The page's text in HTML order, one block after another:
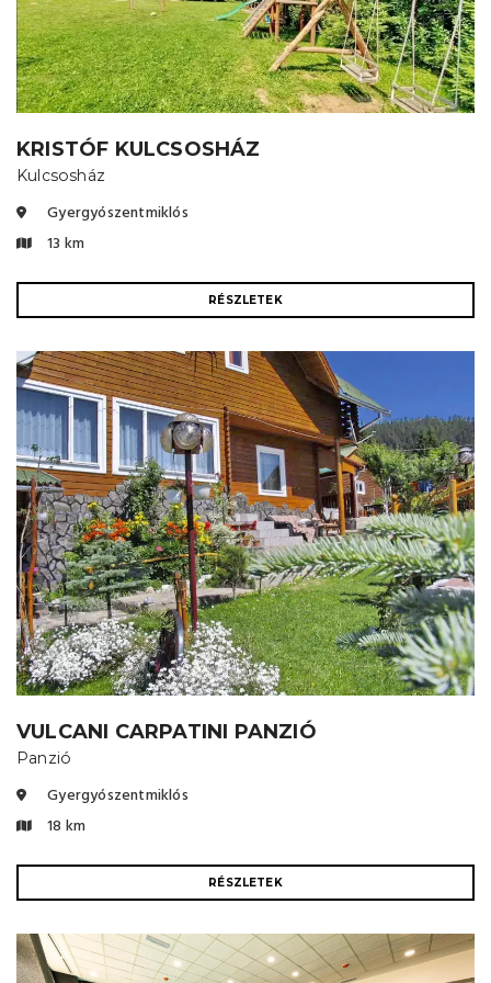
kanyargós szerpentinúton) Éghajlat:
• nyári átlaghőmérséklet: 15–20 °C
(hűvös, hegyi) • téli
átlaghőmérséklet: –5 – –10 °C
(hóborított) Turisztikai jelleg: Hegyi
turizmus, természetjárás, tó- &…
KRISTÓF KULCSOSHÁZ
Kulcsosház
Gyergyószentmiklós
13 km
RÉSZLETEK
VULCANI CARPATINI PANZIÓ
Panzió
Gyergyószentmiklós
18 km
RÉSZLETEK